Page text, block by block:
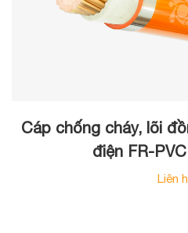
Cáp chống cháy, lõi
điện FR-
Liên